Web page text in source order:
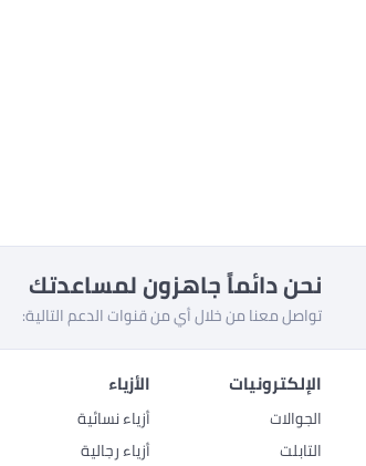
نحن دائماً جاهزون لمساعدتك
تواصل معنا من خلال أي من قنوات الدعم التالية:
الإلكترونيات
الجوالات
التابلت
الأزياء
أزياء نسائية
أزياء رجالية